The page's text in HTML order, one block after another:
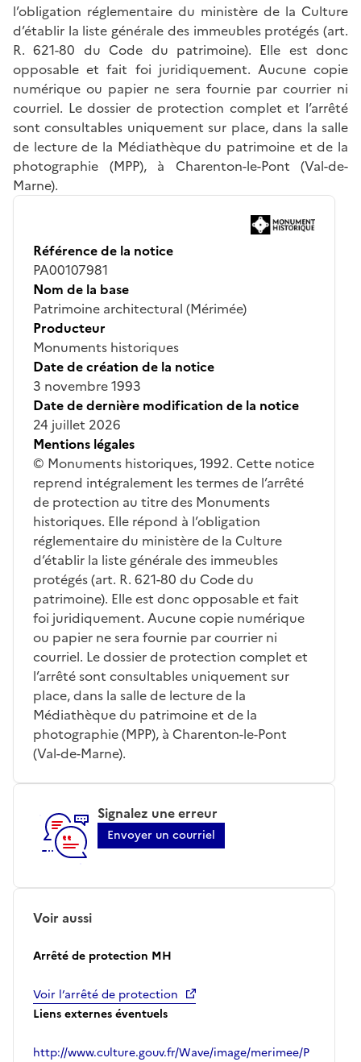
l’obligation réglementaire du ministère de la Culture
d’établir la liste générale des immeubles protégés (art.
R. 621-80 du Code du patrimoine). Elle est donc
opposable et fait foi juridiquement. Aucune copie
numérique ou papier ne sera fournie par courrier ni
courriel. Le dossier de protection complet et l’arrêté
sont consultables uniquement sur place, dans la salle
de lecture de la Médiathèque du patrimoine et de la
photographie (MPP), à Charenton-le-Pont (Val-de-
Marne).
Référence de la notice
PA00107981
Nom de la base
Patrimoine architectural (Mérimée)
Producteur
Monuments historiques
Date de création de la notice
3 novembre 1993
Date de dernière modification de la notice
24 juillet 2026
Mentions légales
© Monuments historiques, 1992. Cette notice
reprend intégralement les termes de l’arrêté
de protection au titre des Monuments
historiques. Elle répond à l’obligation
réglementaire du ministère de la Culture
d’établir la liste générale des immeubles
protégés (art. R. 621-80 du Code du
patrimoine). Elle est donc opposable et fait
foi juridiquement. Aucune copie numérique
ou papier ne sera fournie par courrier ni
courriel. Le dossier de protection complet et
l’arrêté sont consultables uniquement sur
place, dans la salle de lecture de la
Médiathèque du patrimoine et de la
photographie (MPP), à Charenton-le-Pont
(Val-de-Marne).
Signalez une erreur
Envoyer un courriel
Voir aussi
Arrêté de protection MH
Voir l’arrêté de protection
Liens externes éventuels
http://www.culture.gouv.fr/Wave/image/merimee/P